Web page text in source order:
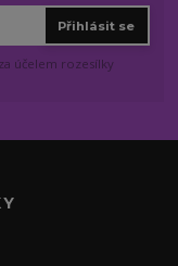
Přihlásit se
za účelem rozesílky